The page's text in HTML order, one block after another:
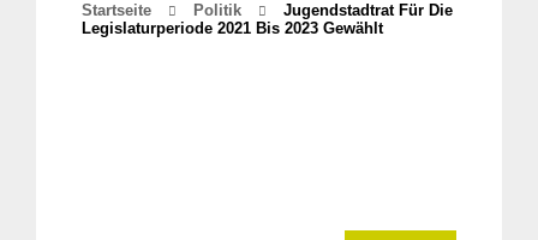
Startseite Politik
Jugendstadtrat Für Die
Legislaturperiode 2021 Bis 2023 Gewählt